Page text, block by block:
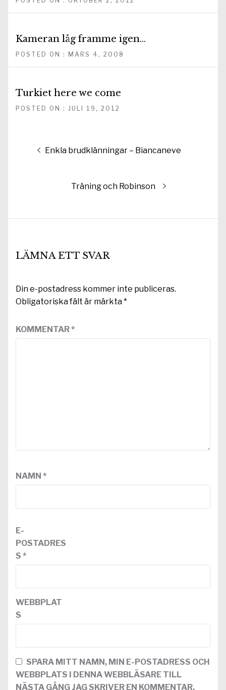
Kameran låg framme igen…
POSTED ON : MARS 4, 2008
Turkiet here we come
POSTED ON : JULI 19, 2012
Inläggsnavigering
Föregående
Enkla brudklänningar – Biancaneve
Nästa
Träning och Robinson
LÄMNA ETT SVAR
Din e-postadress kommer inte publiceras.
Obligatoriska fält är märkta*
KOMMENTAR*
NAMN *
E-
POSTADRES
S *
WEBBPLAT
S
SPARA MITT NAMN, MIN E-POSTADRESS OCH
WEBBPLATS I DENNA WEBBLÄSARE TILL
NÄSTA GÅNG JAG SKRIVER EN KOMMENTAR.